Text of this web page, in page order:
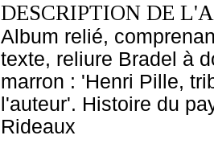
DESCRIPTION DE
Album relié,
texte, reliure Bradel à
marron : 'Henri Pille,
l'auteur'. Histoire du
Rideaux